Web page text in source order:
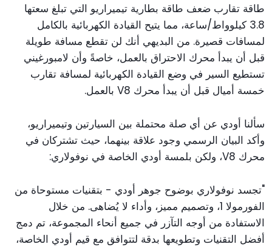
طاقة تقارب ضعف طاقة بطارية تيميراريو التي تبلغ سعتها
3.8 كيلوواط/ساعة، مما يتيح القيادة الكهربائية بالكامل
لمسافات قصيرة. من البديهي أنك لن تقطع مسافة طويلة
قبل أن يبدأ محرك الاحتراق بالعمل، خاصةً وأن لامبورغيني
تستطيع السير في وضع القيادة الكهربائية لمسافة تقارب
خمسة أميال قبل أن يبدأ محرك V8 بالعمل.
سألنا أودي عن أي صلة محتملة بين السيارتين وتيميراريو،
وأكد البيان الرسمي وجود علاقة بينهما، حيث تشتركان في
محرك V8، ولكن بلمسة أودي الخاصة في نوفولاري:
"تجسد نوفولاري بوضوح جوهر أودي - بتقنيات مستوحاة من
الفورمولا 1، وتصميم مميز، وأداء لا يُضاهى. من خلال
الاستفادة من أوجه التآزر في جميع أنحاء المجموعة، تم دمج
أفضل التقنيات وتطويعها بدقة لتتوافق مع قيم أودي الخاصة،